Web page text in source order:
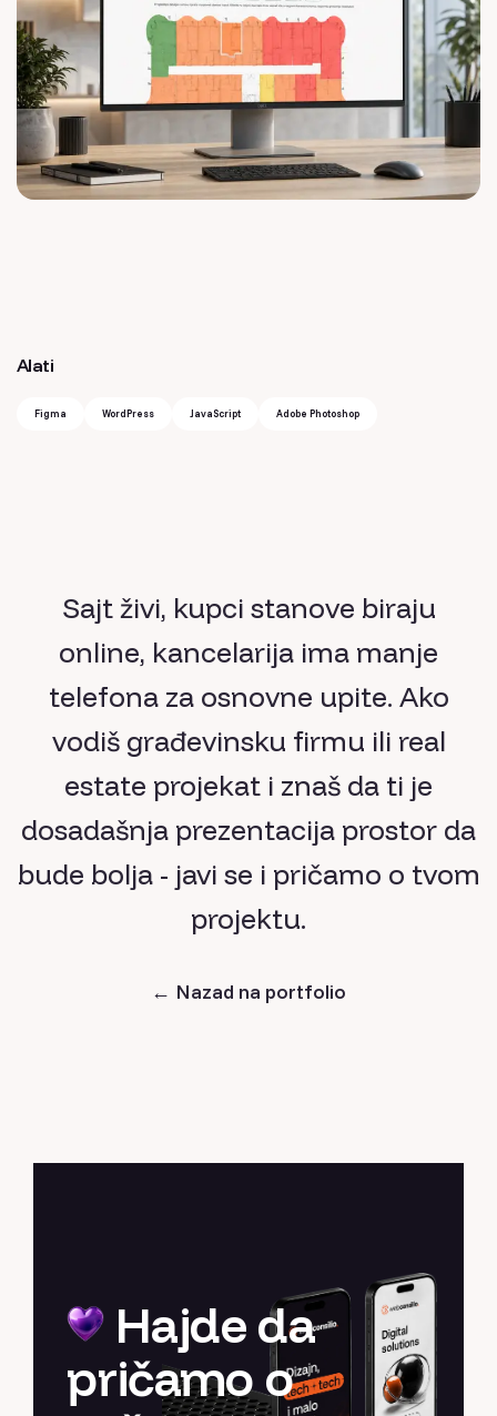
Alati
Figma WordPress JavaScript Adobe Photoshop
Sajt živi, kupci stanove biraju
online, kancelarija ima manje
telefona za osnovne upite. Ako
vodiš građevinsku firmu ili real
estate projekat i znaš da ti je
dosadašnja prezentacija prostor da
bude bolja - javi se i pričamo o tvom
projektu.
← Nazad na portfolio
Hajde da
pričamo o